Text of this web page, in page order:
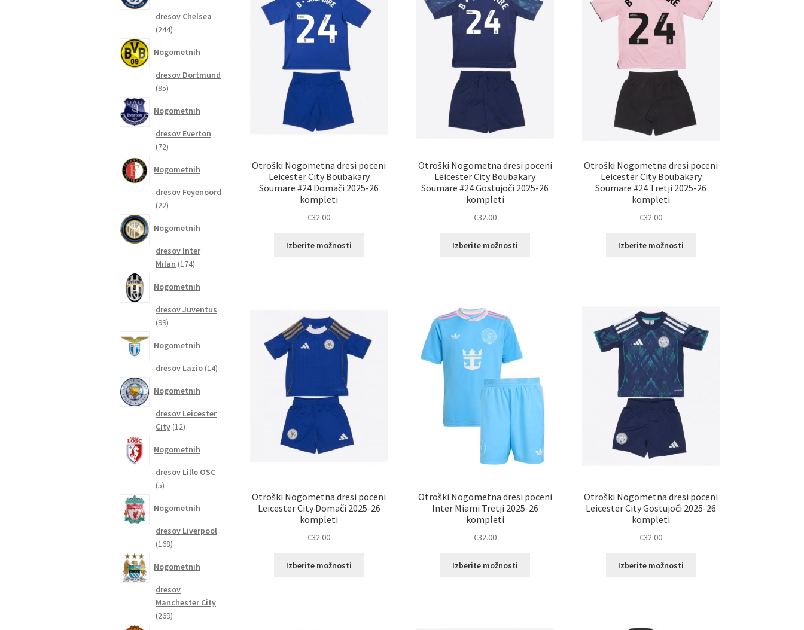
Otroški Nogometna dresi poceni
Leicester City Boubakary
Soumare #24 Domači 2025-26
kompleti
€32.00
Izberite možnosti
na
strani
Otroški Nogometna dresi poceni
Leicester City Boubakary
Soumare #24 Gostujoči 2025-26
kompleti
€32.00
Izberite možnosti
Otroški Nogometna dresi poceni
Leicester City Boubakary
Soumare #24 Tretji 2025-26
kompleti
€32.00
Izberite možnosti
izberete
na
Otroški Nogometna dresi poceni
Leicester City Domači 2025-26
kompleti
€32.00
Izberite možnosti
Otroški Nogometna dresi poceni
Inter Miami Tretji 2025-26
kompleti
€32.00
Izberite možnosti
Otroški Nogometna dresi poceni
Leicester City Gostujoči 2025-26
kompleti
€32.00
Izberite možnosti
dresov Chelsea
244244
Nogometnih
dresov Dortmund
9595
Nogometnih
dresov Everton
7272
Nogometnih
dresov Feyenoord
2222
Nogometnih
dresov Inter
Milan 174174
Nogometnih
dresov Juventus
9999
Nogometnih
dresov Lazio 1414
Nogometnih
dresov Leicester
City 1212
Nogometnih
dresov Lille OSC
55
Nogometnih
dresov Liverpool
168168
Nogometnih
dresov
Manchester City
269269